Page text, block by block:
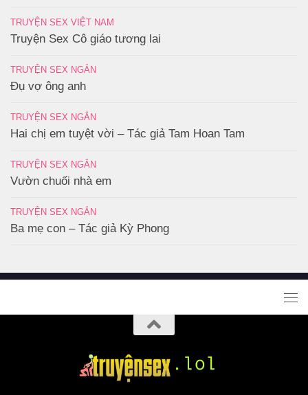
TRUYỆN SEX VIỆT NAM
Truyện Sex Cô giáo tương lai
TRUYỆN SEX NGẮN
Đụ vợ ông anh
TRUYỆN SEX NGẮN
Hai chị em tuyệt vời – Tác giả Tam Hoan Tam
TRUYỆN SEX NGẮN
Vườn chuối nhà em
TRUYỆN SEX NGẮN
Ba mẹ con – Tác giả Kỳ Phong